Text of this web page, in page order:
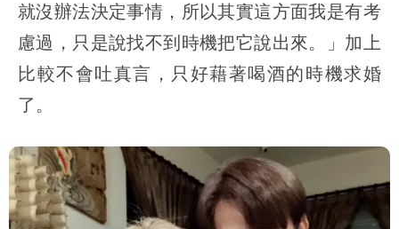
就沒辦法決定事情，所以其實這方面我是有考
慮過，只是說找不到時機把它說出來。」加上
比較不會吐真言，只好藉著喝酒的時機求婚
了。